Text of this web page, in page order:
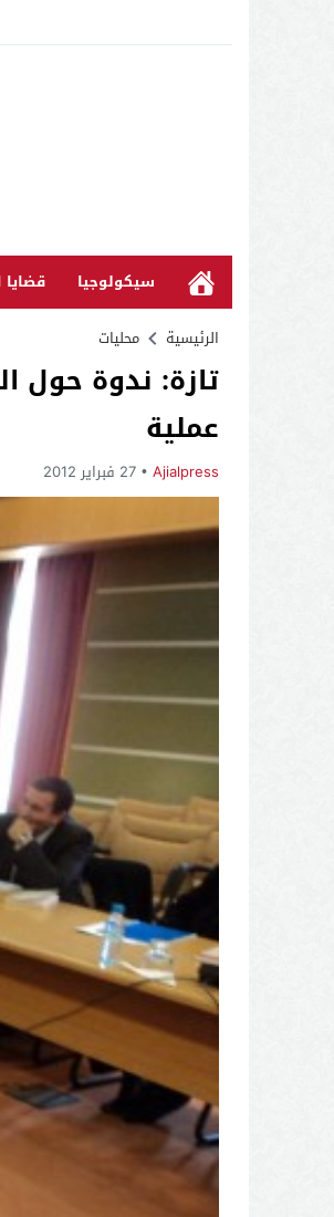
سيكولوجيا قضايا
الرئيسية محليات
تازة: ندوة حول
عملية
Ajialpress 27 فبراير 2012